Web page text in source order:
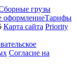
грузы
оформлениеТарифы
Карта сайта Priority
Согласие на